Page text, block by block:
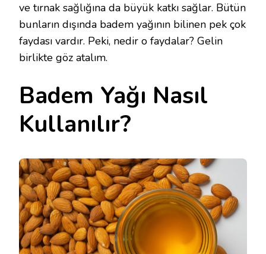
ve tırnak sağlığına da büyük katkı sağlar. Bütün
bunların dışında badem yağının bilinen pek çok
faydası vardır. Peki, nedir o faydalar? Gelin
birlikte göz atalım.
Badem Yağı Nasıl
Kullanılır?